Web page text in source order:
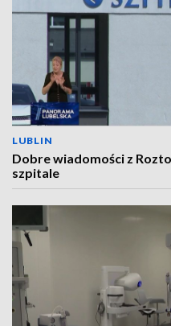
LUBLIN
Dobre wiadomości z
szpitale